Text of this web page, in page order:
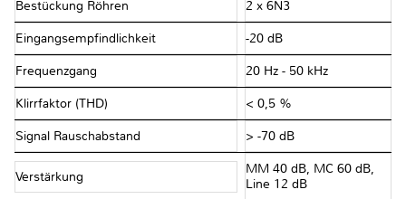
Bestückung Röhren 2 x 6N3
Eingangsempfindlichkeit -20 dB
Frequenzgang 20 Hz - 50 kHz
Klirrfaktor (THD) < 0,5 %
Signal Rauschabstand > -70 dB
Verstärkung
MM 40 dB, MC 60 dB,
Line 12 dB